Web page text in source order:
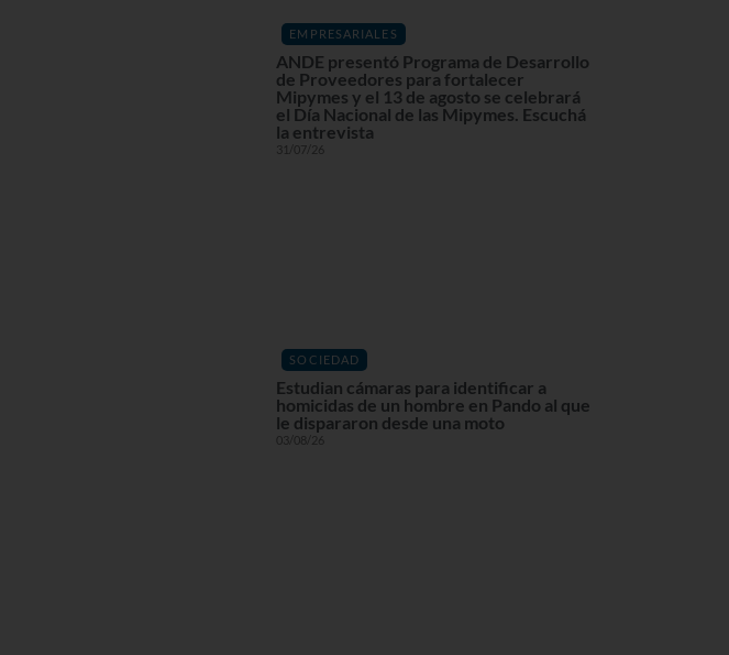
EMPRESARIALES
ANDE presentó Programa de Desarrollo
de Proveedores para fortalecer
Mipymes y el 13 de agosto se celebrará
el Día Nacional de las Mipymes. Escuchá
la entrevista
31/07/26
SOCIEDAD
Estudian cámaras para identificar a
homicidas de un hombre en Pando al que
le dispararon desde una moto
03/08/26